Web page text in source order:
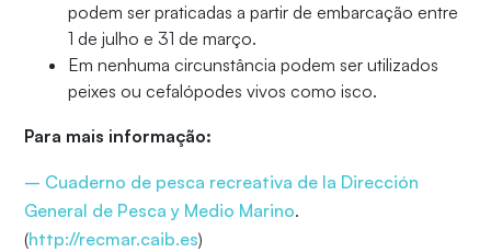
podem ser praticadas a partir de embarcação entre
1 de julho e 31 de março.
Em nenhuma circunstância podem ser utilizados
peixes ou cefalópodes vivos como isco.
Para mais informação:
– Cuaderno de pesca recreativa de la Dirección
General de Pesca y Medio Marino.
(http://recmar.caib.es)